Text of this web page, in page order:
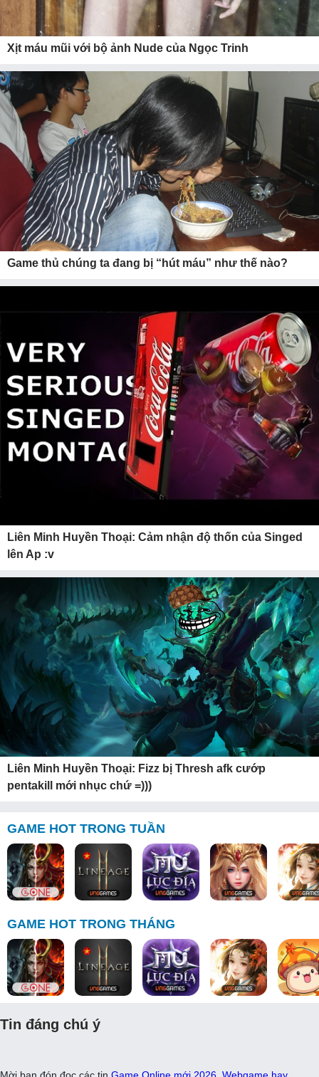
Xịt máu mũi với bộ ảnh Nude của Ngọc Trinh
Game thủ chúng ta đang bị “hút máu” như thế nào?
Liên Minh Huyền Thoại: Cảm nhận độ thốn của Singed
lên Ap :v
Liên Minh Huyền Thoại: Fizz bị Thresh afk cướp
pentakill mới nhục chứ =)))
GAME HOT TRONG TUẦN
GAME HOT TRONG THÁNG
Tin đáng chú ý
Mời bạn đón đọc các tin Game Online mới 2026 Webgame hay,